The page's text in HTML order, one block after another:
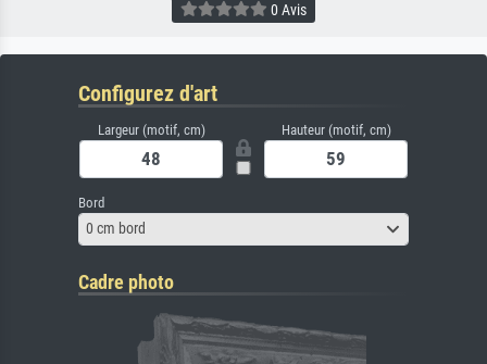
0 Avis
Configurez d'art
Largeur (motif, cm) Hauteur (motif, cm)
Bord
0 cm bord
Cadre photo